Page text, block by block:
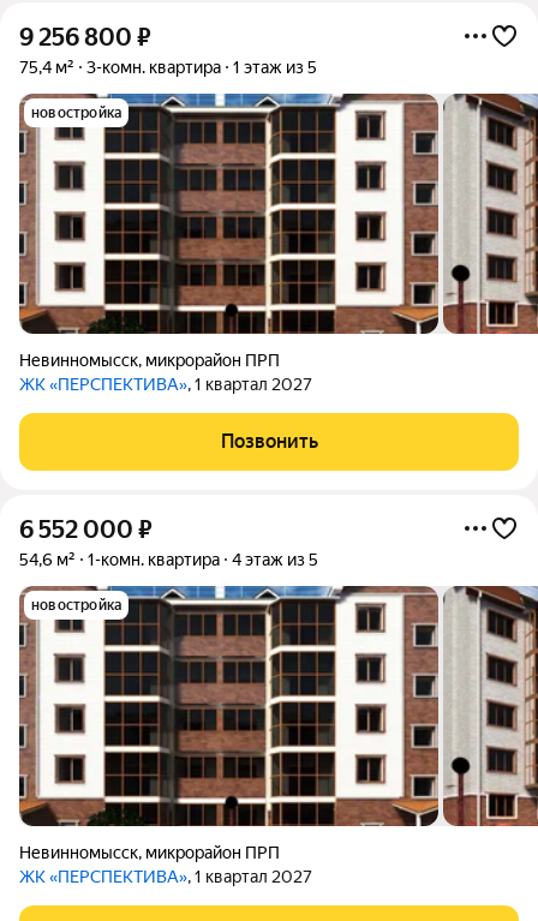
9 256 800 ₽
75,4 м² 3-комн. квартира 1 этаж из 5
новостройка
Невинномысск, микрорайон ПРП
ЖК «ПЕРСПЕКТИВА», 1 квартал 2027
Позвонить
6 552 000 ₽
54,6 м² 1-комн. квартира 4 этаж из 5
новостройка
Невинномысск, микрорайон ПРП
ЖК «ПЕРСПЕКТИВА», 1 квартал 2027